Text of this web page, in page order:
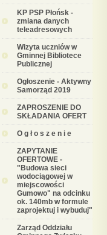
KP PSP Płońsk -
zmiana danych
teleadresowych
Wizyta uczniów w
Gminnej Bibliotece
Publicznej
Ogłoszenie - Aktywny
Samorząd 2019
ZAPROSZENIE DO
SKŁADANIA OFERT
O g ł o s z e n i e
ZAPYTANIE
OFERTOWE -
"Budowa sieci
wodociągowej w
miejscowości
Gumowo" na odcinku
ok. 140mb w formule
zaprojektuj i wybuduj"
Zarząd Oddziału